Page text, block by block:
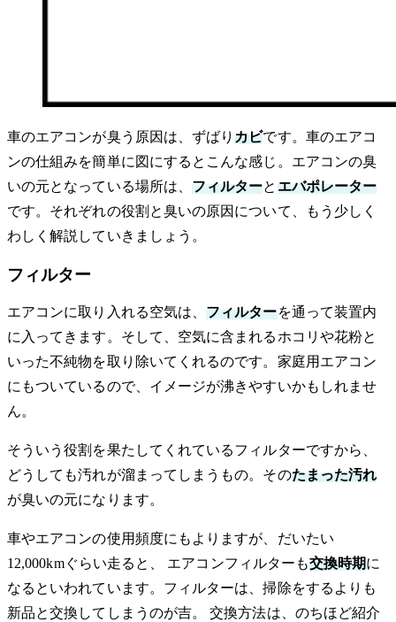
車のエアコンが臭う原因は、ずばりカビです。車のエアコ
ンの仕組みを簡単に図にするとこんな感じ。エアコンの臭
いの元となっている場所は、フィルターと エバポレーター
です。それぞれの役割と臭いの原因について、もう少しく
わしく解説していきましょう。
フィルター
エアコンに取り入れる空気は、フィルターを通って装置内
に入ってきます。そして、空気に含まれるホコリや花粉と
いった不純物を取り除いてくれるのです。家庭用エアコン
にもついているので、イメージが沸きやすいかもしれませ
ん。
そういう役割を果たしてくれているフィルターですから、
どうしても汚れが溜まってしまうもの。そのたまった汚れ
が臭いの元になります。
車やエアコンの使用頻度にもよりますが、だいたい
12,000kmぐらい走ると、 エアコンフィルターも交換時期に
なるといわれています。フィルターは、掃除をするよりも
新品と交換してしまうのが吉。 交換方法は、のちほど紹介